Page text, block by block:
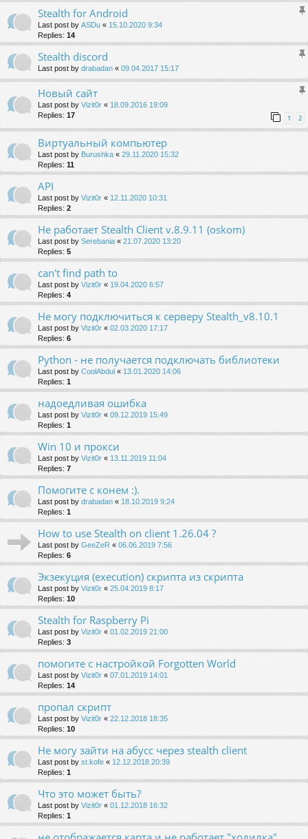
Stealth for Android
Last post by ASDu « 15.10.2020 9:34
Replies: 14
Stealth discord
Last post by drabadan « 09.04.2017 15:17
Новый сайт
Last post by Vizit0r « 18.09.2016 19:09
Replies: 17 1 2
Виртуальный компьютер
Last post by Burushka « 29.11.2020 15:32
Replies: 11
API
Last post by Vizit0r « 12.11.2020 10:31
Replies: 2
Не работает Stealth Client v.8.9.11 (oskom)
Last post by Serebania « 21.07.2020 13:20
Replies: 5
can't find path to
Last post by Vizit0r « 19.04.2020 6:57
Replies: 4
Не могу подключиться к серверу Stealth_v8.10.1
Last post by Vizit0r « 02.03.2020 17:17
Replies: 6
Python - не получается подключать библиотеки
Last post by CoolAbdul « 13.01.2020 14:06
Replies: 1
надоедливая ошибка
Last post by Vizit0r « 09.12.2019 15:49
Replies: 1
Win 10 и прокси
Last post by Vizit0r « 13.11.2019 11:04
Replies: 7
Помогите с конем :).
Last post by drabadan « 18.10.2019 9:24
Replies: 1
How to use Stealth on client 1.26.04 ?
Last post by GeeZeR « 06.06.2019 7:56
Replies: 6
Экзекуция (execution) скрипта из скрипта
Last post by Vizit0r « 25.04.2019 8:17
Replies: 10
Stealth for Raspberry Pi
Last post by Vizit0r « 01.02.2019 21:00
Replies: 3
помогите с настройкой Forgotten World
Last post by Vizit0r « 07.01.2019 14:01
Replies: 14
пропал скрипт
Last post by Vizit0r « 22.12.2018 18:35
Replies: 10
Не могу зайти на абусс через stealth client
Last post by st.kofe « 12.12.2018 20:39
Replies: 1
Что это может быть?
Last post by Vizit0r « 01.12.2018 16:32
Replies: 1